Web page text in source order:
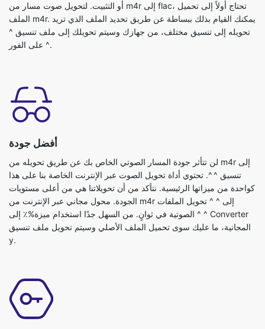
أو التثبيت. لتحويل صوت مسار من m4r إلى flac، تحتاج أولاً إلى تحميل
الملف m4r. يمكنك القيام بذلك ببساطة عن طريق تحديد الملف الذي تريد
تحويله إلى تنسيق مختلف، من جهازك وسيتم تحويلك إلى ملف تنسيق ^
^ على الفور.
أفضل جودة
لن تتأثر جودة المسار الصوتي الخاص بك عن طريق تحويله من m4r إلى
تنسيق ^ ^. تحتوي أداة تحويل الصوت عبر الإنترنت الخاصة بنا على هذا
كواحدة من ميزاتها الرئيسية. نتأكد من أن تحويلاتنا هي من أعلى مستويات
الجودة. محول مجاني عبر الإنترنت من m4r إلى ^ ^ تحويل الملفات
الصوتية في ثوانٍ. من السهل جدًا استخدام ميزة%٪ إلى ^ ^ Converter
المجانية، ما عليك سوى تحميل الملف الأصلي وسيتم تحويل ملف تنسيق
y.